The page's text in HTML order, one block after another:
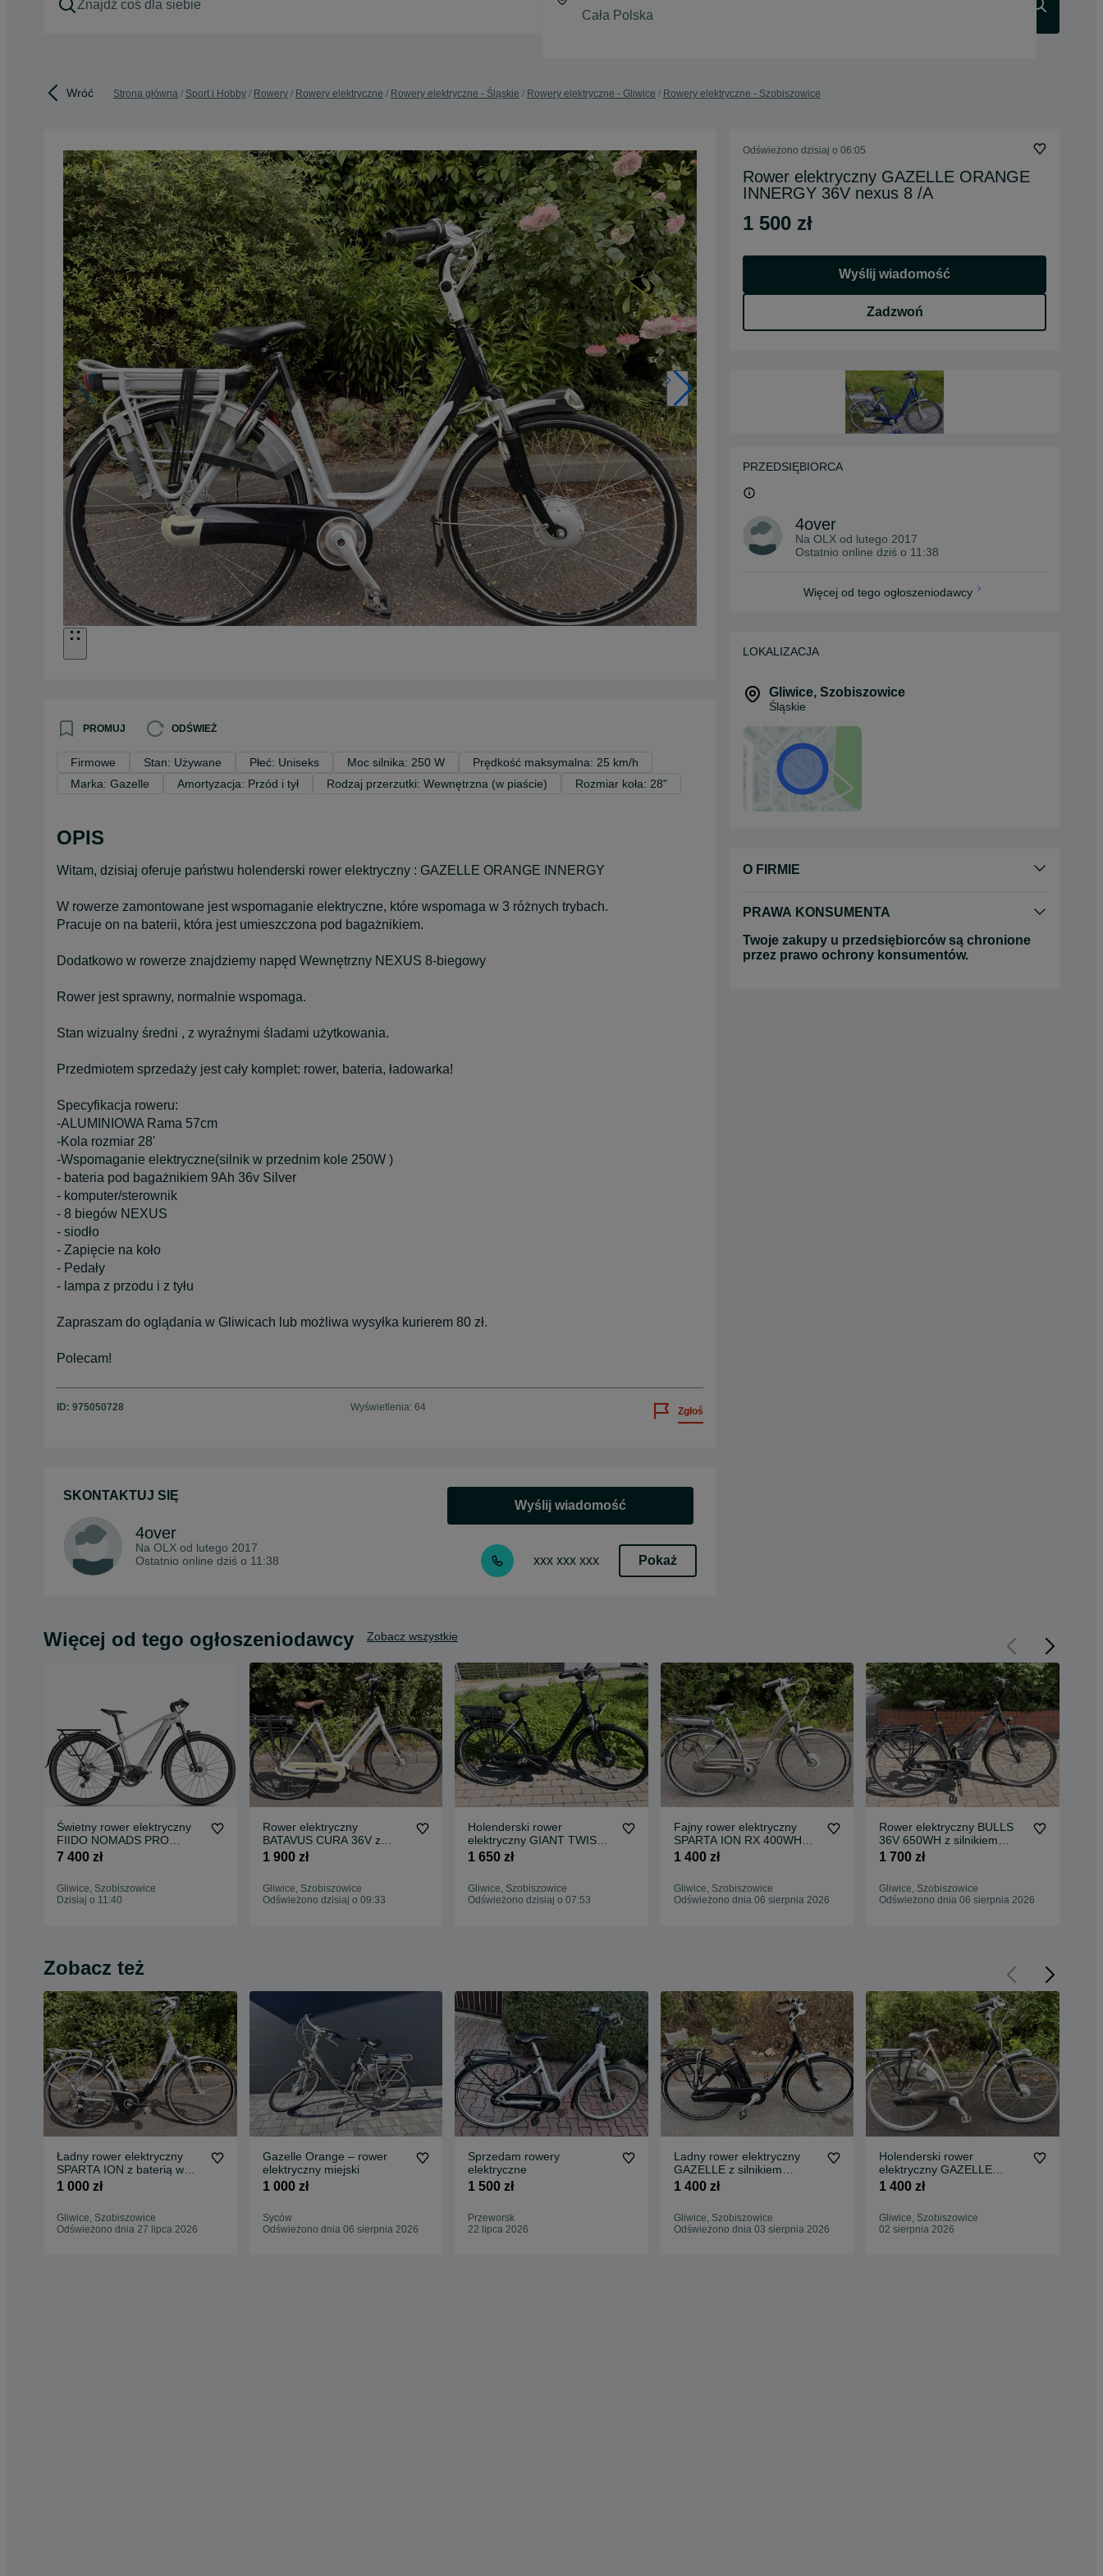
Wróć Strona główna Sport i Hobby Rowery Rowery elektryczne Rowery elektryczne - Śląskie Rowery elektryczne - Gliwice Rowery elektryczne - Szobiszowice
PROMUJ ODŚWIEŻ
Firmowe Stan: Używane Płeć: Uniseks Moc silnika: 250 W
Prędkość maksymalna: 25 km/h
Marka: Gazelle
Amortyzacja: Przód i tył Rodzaj przerzutki: Wewnętrzna (w piaście) Rozmiar koła: 28"
OPIS
Witam, dzisiaj oferuje państwu holenderski rower elektryczny : GAZELLE ORANGE INNERGY
W rowerze zamontowane jest wspomaganie elektryczne, które wspomaga w 3 różnych trybach.
Pracuje on na baterii, która jest umieszczona pod bagażnikiem.
Dodatkowo w rowerze znajdziemy napęd Wewnętrzny NEXUS 8-biegowy
Rower jest sprawny, normalnie wspomaga.
Stan wizualny średni , z wyraźnymi śladami użytkowania.
Przedmiotem sprzedaży jest cały komplet: rower, bateria, ładowarka!
Specyfikacja roweru:
-ALUMINIOWA Rama 57cm
-Kola rozmiar 28'
-Wspomaganie elektryczne(silnik w przednim kole 250W )
- bateria pod bagażnikiem 9Ah 36v Silver
- komputer/sterownik
- 8 biegów NEXUS
- siodło
- Zapięcie na koło
- Pedały
- lampa z przodu i z tyłu
Zapraszam do oglądania w Gliwicach lub możliwa wysyłka kurierem 80 zł.
Polecam!
ID: 975050728 Wyświetlenia: 64 Zgłoś
SKONTAKTUJ SIĘ
4over
Na OLX od lutego 2017
Ostatnio online dziś o 11:38
Wyślij wiadomość
xxx xxx xxx Pokaż
Odświeżono dzisiaj o 06:05
Rower elektryczny GAZELLE ORANGE
INNERGY 36V nexus 8 /A
1 500 zł
Wyślij wiadomość
Zadzwoń
PRZEDSIĘBIORCA
4over
Na OLX od lutego 2017
Ostatnio online dziś o 11:38
Więcej od tego ogłoszeniodawcy
LOKALIZACJA
Gliwice, Szobiszowice
Śląskie
O FIRMIE
PRAWA KONSUMENTA
Twoje zakupy u przedsiębiorców są chronione
przez prawo ochrony konsumentów.
Więcej od tego ogłoszeniodawcy Zobacz wszystkie
Świetny rower elektryczny
FIIDO NOMADS PRO
400Wh Silnik Centralny
7 400 zł
Gliwice, Szobiszowice
Dzisiaj o 11:40
Rower elektryczny
BATAVUS CURA 36V z
silnikiem centralnym! /A
1 900 zł
Gliwice, Szobiszowice
Odświeżono dzisiaj o 09:33
Holenderski rower
elektryczny GIANT TWIST
36V Nexus 8 /A
1 650 zł
Gliwice, Szobiszowice
Odświeżono dzisiaj o 07:53
Fajny rower elektryczny
SPARTA ION RX 400WH
NEXUS 8/A
1 400 zł
Gliwice, Szobiszowice
Odświeżono dnia 06 sierpnia 2026
Rower elektryczny BULLS
36V 650WH z silnikiem
centralnym BROSE / do
1 700 zł
Gliwice, Szobiszowice
Odświeżono dnia 06 sierpnia 2026
Zobacz też
Ładny rower elektryczny
SPARTA ION z baterią w
ramie /A
1 000 zł
Gliwice, Szobiszowice
Odświeżono dnia 27 lipca 2026
Gazelle Orange – rower
elektryczny miejski
1 000 zł
Syców
Odświeżono dnia 06 sierpnia 2026
Sprzedam rowery
elektryczne
1 500 zł
Przeworsk
22 lipca 2026
Ladny rower elektryczny
GAZELLE z silnikiem
centralnym IMPULSE 36v /B
1 400 zł
Gliwice, Szobiszowice
Odświeżono dnia 03 sierpnia 2026
Holenderski rower
elektryczny GAZELLE
ORANGE 36V NEXUS 8 /A
1 400 zł
Gliwice, Szobiszowice
02 sierpnia 2026